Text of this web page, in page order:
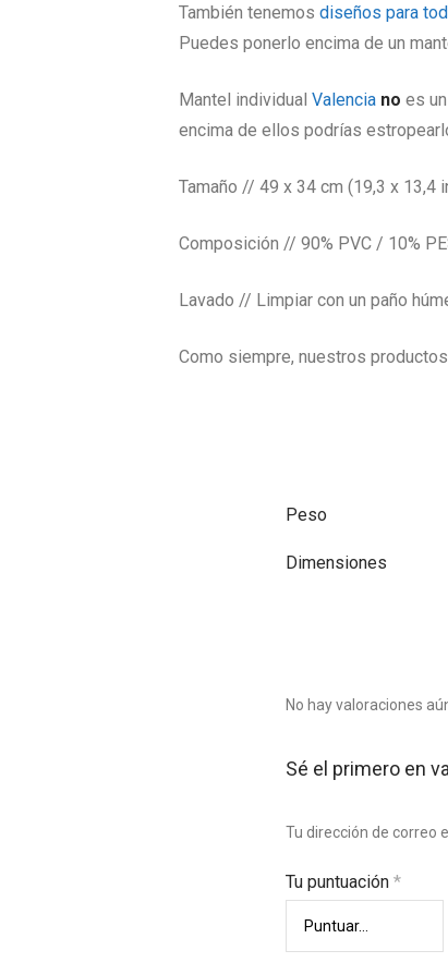
También tenemos diseños para
Puedes ponerlo encima de un
Mantel individual Valencia no es
encima de ellos podrías
Tamaño // 49 x 34 cm (19,3 x 13,4
Composición // 90% PVC / 10%
Lavado // Limpiar con un paño
Como siempre, nuestros
Peso
Dimensiones
No hay valoraciones
Sé el primero en
Tu dirección de correo
Tu puntuación *